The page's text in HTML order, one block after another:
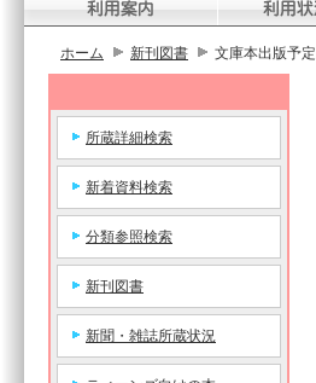
ホーム 新刊図書 文庫本出版予定
所蔵詳細検索
新着資料検索
分類参照検索
新刊図書
新聞・雑誌所蔵状況